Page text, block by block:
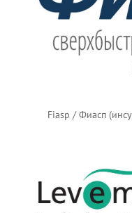
Fiasp / Фиасп